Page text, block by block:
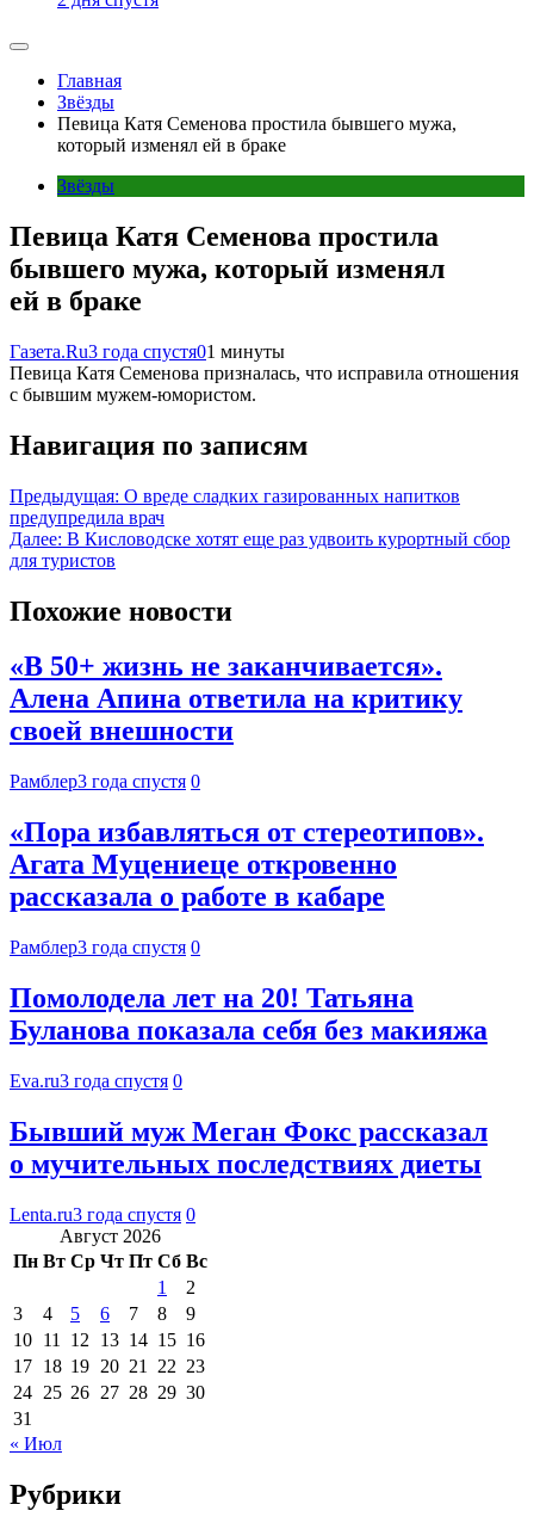
Главная
Звёзды
Певица Катя Семенова простила бывшего мужа,
который изменял ей в браке
Звёзды
Певица Катя Семенова простила
бывшего мужа, который изменял
ей в браке
Газета.Ru3 года спустя01 минуты
Певица Катя Семенова призналась, что исправила отношения
с бывшим мужем-юмористом.
Навигация по записям
Предыдущая: О вреде сладких газированных напитков
предупредила врач
Далее: В Кисловодске хотят еще раз удвоить курортный сбор
для туристов
Похожие новости
«В 50+ жизнь не заканчивается».
Алена Апина ответила на критику
своей внешности
Рамблер3 года спустя 0
«Пора избавляться от стереотипов».
Агата Муцениеце откровенно
рассказала о работе в кабаре
Рамблер3 года спустя 0
Помолодела лет на 20! Татьяна
Буланова показала себя без макияжа
Eva.ru3 года спустя 0
Бывший муж Меган Фокс рассказал
о мучительных последствиях диеты
Lenta.ru3 года спустя 0
Август 2026
Пн Вт Ср Чт Пт Сб Вс
1
2
3
4 5 6 7 8
9
10 11 12 13 14 15 16
17 18 19 20 21 22 23
24 25 26 27 28 29 30
31
« Июл
Рубрики